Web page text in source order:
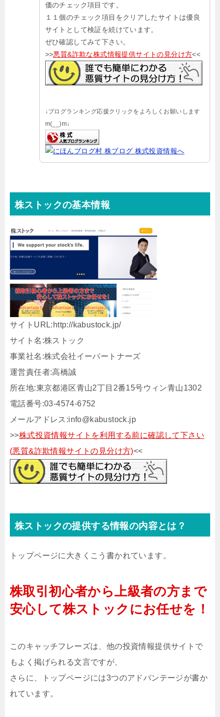
価のチェック項目です。
１１個のチェック項目をクリアしたサイトは優良
サイトとして検証を続けています。
ぜひ確認してみて下さい。
>>悪質&詐欺な株式情報提供サイトの見分け方<<
↓ブログランキング応援クリックをよろしくお願いします
m(__)m↓
株ストックの基本情報
サイトURL:http://kabustock.jp/
サイト名:株ストック
事業社名:株式会社イーパートナーズ
運営責任者:高橋誠
所在地:東京都港区青山2丁目2番15号ウィン青山1302
電話番号:03-4574-6752
メールアドレス:info@kabustock.jp
>>株式投資情報サイトを利用する前に確認して下さい
(悪質&詐欺情報サイトの見分け方)<<
株ストックの提供する情報の内容とは？
トップページに大きくこう書かれています。
株取引初心者から上級者の方まで
安心して株ストックにお任せを！
このキャッチフレーズは、他の投資情報提供サイトで
もよく掲げられる文言ですが、
さらに、トップページには3つのアドバンテージが書か
れています。